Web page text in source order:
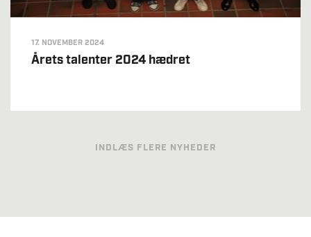
17. NOVEMBER 2024
Årets talenter 2024 hædret
INDLÆS FLERE NYHEDER